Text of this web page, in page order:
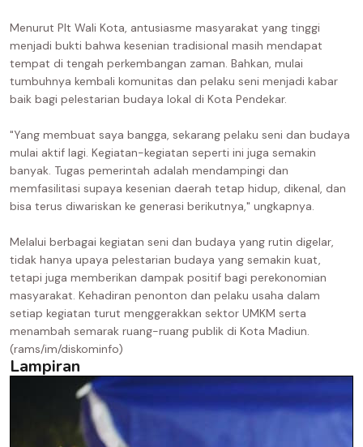
Menurut Plt Wali Kota, antusiasme masyarakat yang tinggi
menjadi bukti bahwa kesenian tradisional masih mendapat
tempat di tengah perkembangan zaman. Bahkan, mulai
tumbuhnya kembali komunitas dan pelaku seni menjadi kabar
baik bagi pelestarian budaya lokal di Kota Pendekar.
"Yang membuat saya bangga, sekarang pelaku seni dan budaya
mulai aktif lagi. Kegiatan-kegiatan seperti ini juga semakin
banyak. Tugas pemerintah adalah mendampingi dan
memfasilitasi supaya kesenian daerah tetap hidup, dikenal, dan
bisa terus diwariskan ke generasi berikutnya," ungkapnya.
Melalui berbagai kegiatan seni dan budaya yang rutin digelar,
tidak hanya upaya pelestarian budaya yang semakin kuat,
tetapi juga memberikan dampak positif bagi perekonomian
masyarakat. Kehadiran penonton dan pelaku usaha dalam
setiap kegiatan turut menggerakkan sektor UMKM serta
menambah semarak ruang-ruang publik di Kota Madiun.
(rams/im/diskominfo)
Lampiran